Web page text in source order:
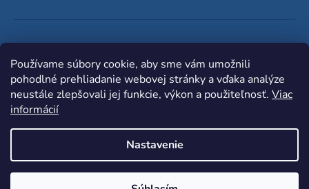
Používame súbory cookie, aby sme vám umožnili
pohodlné prehliadanie webovej stránky a vďaka analýze
neustále zlepšovali jej funkcie, výkon a použiteľnosť. Viac
informácií
Nastavenie
Shoptet |mime digital